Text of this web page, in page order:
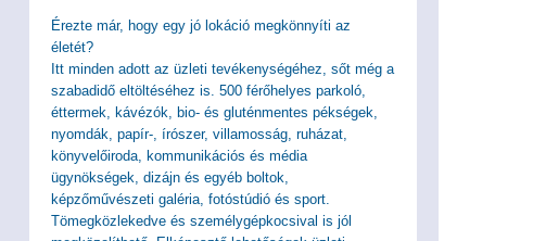
Érezte már, hogy egy jó lokáció megkönnyíti az
életét?
Itt minden adott az üzleti tevékenységéhez, sőt még a
szabadidő eltöltéséhez is. 500 férőhelyes parkoló,
éttermek, kávézók, bio- és gluténmentes pékségek,
nyomdák, papír-, írószer, villamosság, ruházat,
könyvelőiroda, kommunikációs és média
ügynökségek, dizájn és egyéb boltok,
képzőművészeti galéria, fotóstúdió és sport.
Tömegközlekedve és személygépkocsival is jól